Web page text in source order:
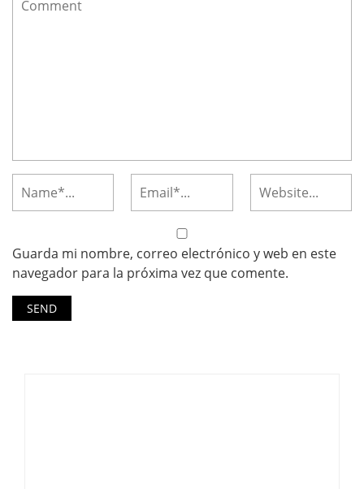
Guarda mi nombre, correo electrónico y web en este
navegador para la próxima vez que comente.